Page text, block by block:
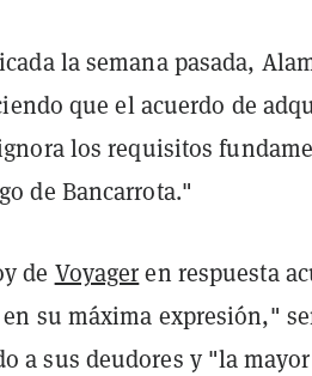
la semana pasada,
que el acuerdo de
los requisitos
de Bancarrota."
de Voyageren respuesta
su máxima expresión,"
a sus deudores y "la